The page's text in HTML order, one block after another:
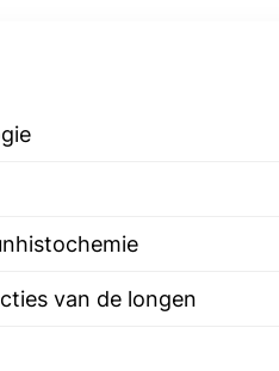
van de longen